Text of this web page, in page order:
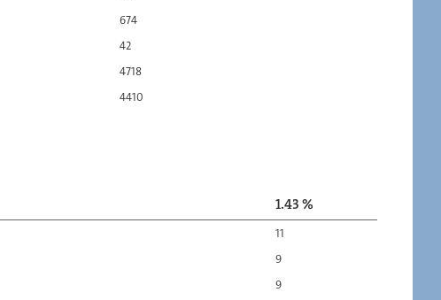
674
42
4718
4410
1.43 %
11
9
9